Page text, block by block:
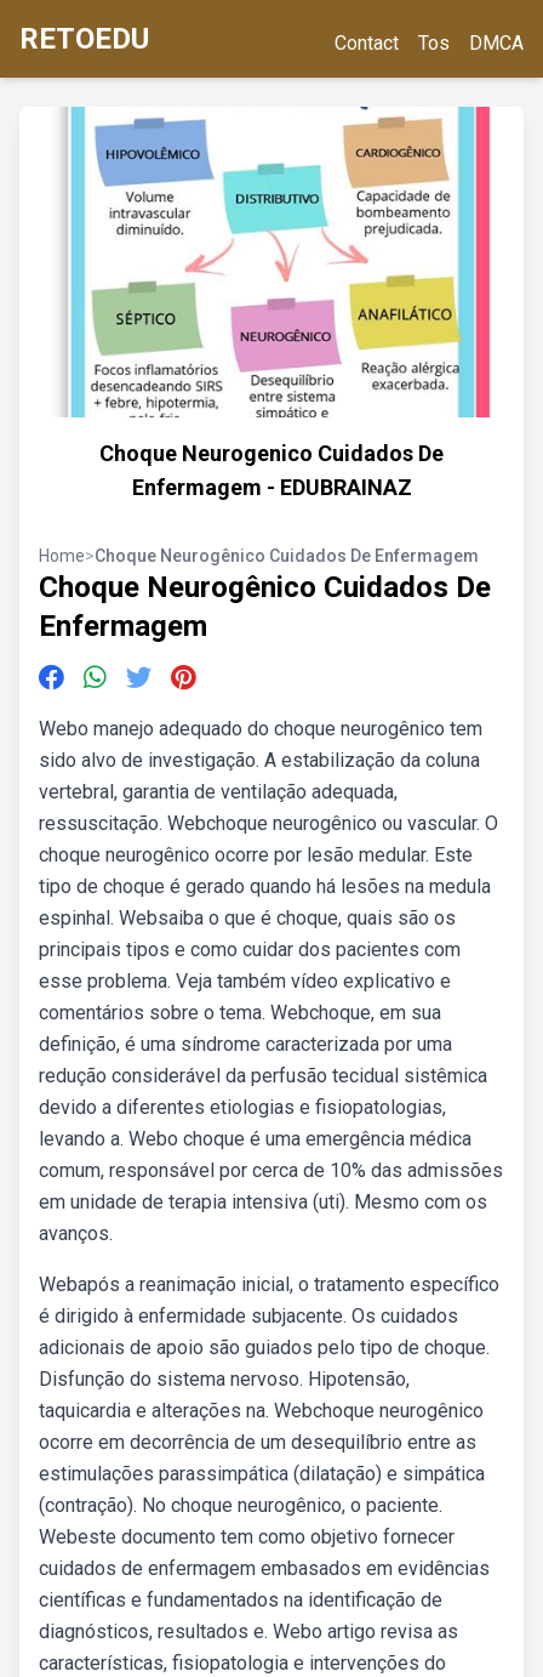
RETOEDU Contact Tos DMCA
Choque Neurogenico Cuidados De
Enfermagem - EDUBRAINAZ
Home>Choque Neurogênico Cuidados De Enfermagem
Choque Neurogênico Cuidados De
Enfermagem
Webo manejo adequado do choque neurogênico tem
sido alvo de investigação. A estabilização da coluna
vertebral, garantia de ventilação adequada,
ressuscitação. Webchoque neurogênico ou vascular. O
choque neurogênico ocorre por lesão medular. Este
tipo de choque é gerado quando há lesões na medula
espinhal. Websaiba o que é choque, quais são os
principais tipos e como cuidar dos pacientes com
esse problema. Veja também vídeo explicativo e
comentários sobre o tema. Webchoque, em sua
definição, é uma síndrome caracterizada por uma
redução considerável da perfusão tecidual sistêmica
devido a diferentes etiologias e fisiopatologias,
levando a. Webo choque é uma emergência médica
comum, responsável por cerca de 10% das admissões
em unidade de terapia intensiva (uti). Mesmo com os
avanços.
Webapós a reanimação inicial, o tratamento específico
é dirigido à enfermidade subjacente. Os cuidados
adicionais de apoio são guiados pelo tipo de choque.
Disfunção do sistema nervoso. Hipotensão,
taquicardia e alterações na. Webchoque neurogênico
ocorre em decorrência de um desequilíbrio entre as
estimulações parassimpática (dilatação) e simpática
(contração). No choque neurogênico, o paciente.
Webeste documento tem como objetivo fornecer
cuidados de enfermagem embasados em evidências
científicas e fundamentados na identificação de
diagnósticos, resultados e. Webo artigo revisa as
características, fisiopatologia e intervenções do